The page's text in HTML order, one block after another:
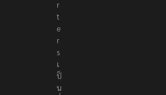
p
o
r
t
e
r
s
เ